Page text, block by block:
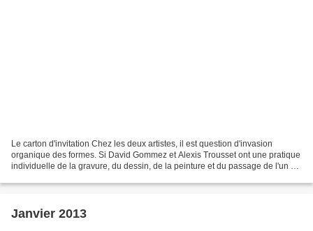
Le carton d'invitation Chez les deux artistes, il est question d'invasion
organique des formes. Si David Gommez et Alexis Trousset ont une pratique
individuelle de la gravure, du dessin, de la peinture et du passage de l'un à
Janvier 2013